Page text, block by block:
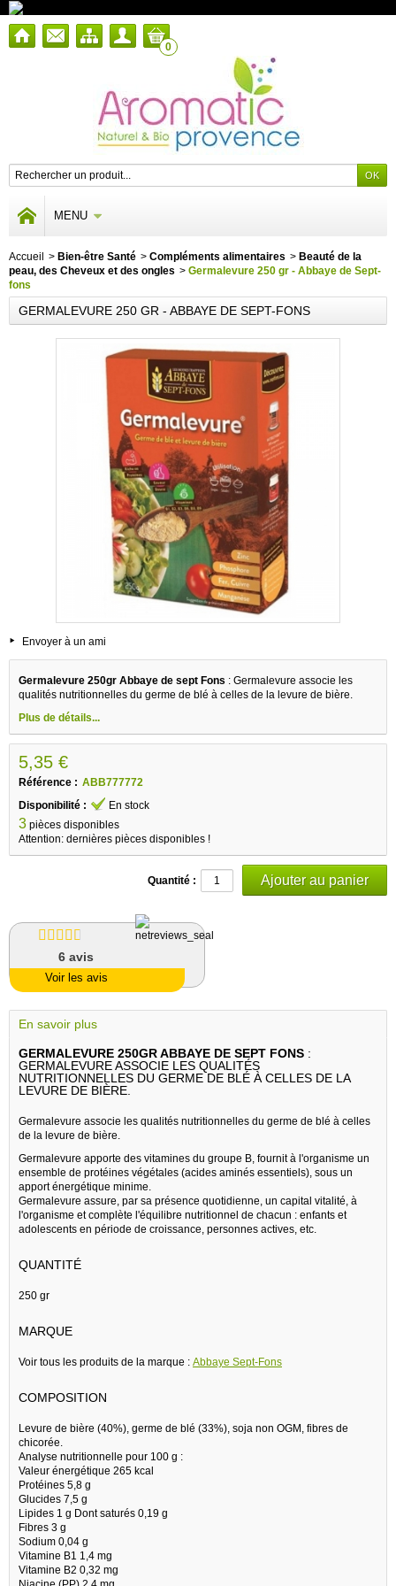
0
MENU
Accueil > Bien-être Santé > Compléments alimentaires > Beauté de la
peau, des Cheveux et des ongles > Germalevure 250 gr - Abbaye de Sept-
fons
GERMALEVURE 250 GR - ABBAYE DE SEPT-FONS
Envoyer à un ami
Germalevure 250gr Abbaye de sept Fons : Germalevure associe les
qualités nutritionnelles du germe de blé à celles de la levure de bière.
Plus de détails...
5,35 €
Référence : ABB777772
Disponibilité :
En stock
3 pièces disponibles
Attention: dernières pièces disponibles !
Quantité :
6 avis
Voir les avis
En savoir plus
GERMALEVURE 250GR ABBAYE DE SEPT FONS :
GERMALEVURE ASSOCIE LES QUALITÉS
NUTRITIONNELLES DU GERME DE BLÉ À CELLES DE LA
LEVURE DE BIÈRE.
Germalevure associe les qualités nutritionnelles du germe de blé à celles
de la levure de bière.
Germalevure apporte des vitamines du groupe B, fournit à l'organisme un
ensemble de protéines végétales (acides aminés essentiels), sous un
apport énergétique minime.
Germalevure assure, par sa présence quotidienne, un capital vitalité, à
l'organisme et complète l'équilibre nutritionnel de chacun : enfants et
adolescents en période de croissance, personnes actives, etc.
QUANTITÉ
250 gr
MARQUE
Voir tous les produits de la marque : Abbaye Sept-Fons
COMPOSITION
Levure de bière (40%), germe de blé (33%), soja non OGM, fibres de
chicorée.
Analyse nutritionnelle pour 100 g :
Valeur énergétique 265 kcal
Protéines 5,8 g
Glucides 7,5 g
Lipides 1 g Dont saturés 0,19 g
Fibres 3 g
Sodium 0,04 g
Vitamine B1 1,4 mg
Vitamine B2 0,32 mg